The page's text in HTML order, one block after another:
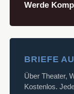
Werde
BRIEFE
Über Theater,
Kostenlos.